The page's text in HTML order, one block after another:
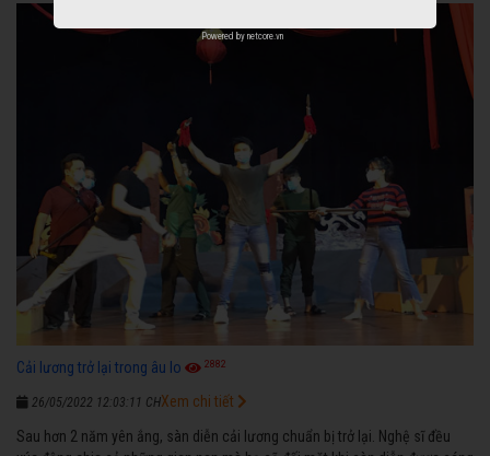
Cải lương trở lại trong âu lo 2882
26/05/2022 12:03:11 CH
Sau hơn 2 năm yên ắng, sàn diễn cải lương chuẩn bị trở lại. Nghệ sĩ đều
Xem chi tiết
Powered by netcore.vn